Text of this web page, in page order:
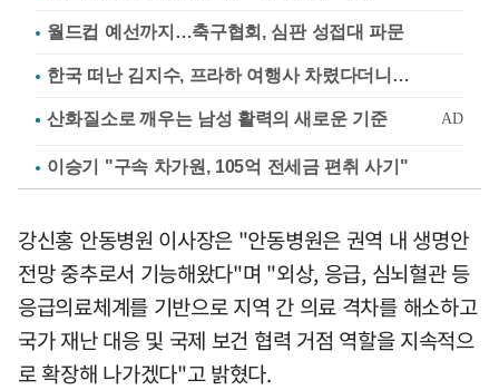
월드컵 예선까지…축구협회, 심판 성접대 파문
한국 떠난 김지수, 프라하 여행사 차렸다더니…
이승기 "구속 차가원, 105억 전세금 편취 사기"
강신홍 안동병원 이사장은 "안동병원은 권역 내 생명안
전망 중추로서 기능해왔다"며 "외상, 응급, 심뇌혈관 등
응급의료체계를 기반으로 지역 간 의료 격차를 해소하고
국가 재난 대응 및 국제 보건 협력 거점 역할을 지속적으
로 확장해 나가겠다"고 밝혔다.